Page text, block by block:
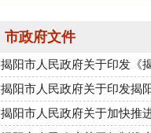
市政府文件
揭阳市人民政府关于印发《
揭阳市人民政府关于印发揭
揭阳市人民政府关于加快推